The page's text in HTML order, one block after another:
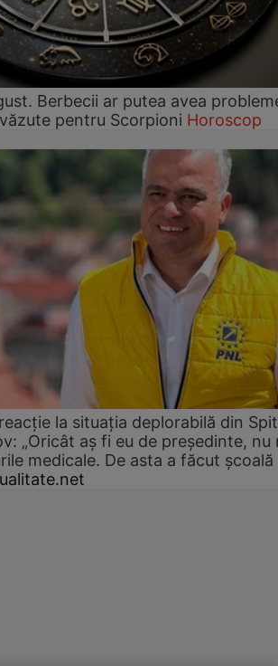
Berbecii ar putea avea
pentru Scorpioni Horoscop
la situația deplorabilă din
„Oricât aș fi eu de președinte, nu
medicale. De asta a făcut școală